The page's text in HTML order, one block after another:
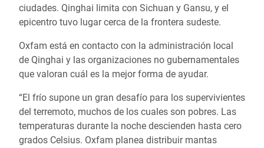
ciudades. Qinghai limita con Sichuan y Gansu, y el
epicentro tuvo lugar cerca de la frontera sudeste.
Oxfam está en contacto con la administración local
de Qinghai y las organizaciones no gubernamentales
que valoran cuál es la mejor forma de ayudar.
“El frío supone un gran desafío para los supervivientes
del terremoto, muchos de los cuales son pobres. Las
temperaturas durante la noche descienden hasta cero
grados Celsius. Oxfam planea distribuir mantas